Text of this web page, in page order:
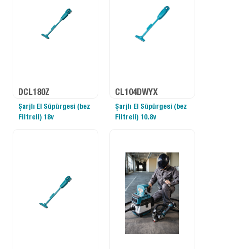
DCL180Z
Şarjlı El Süpürgesi (bez
Filtreli) 18v
CL104DWYX
Şarjlı El Süpürgesi (bez
Filtreli) 10.8v